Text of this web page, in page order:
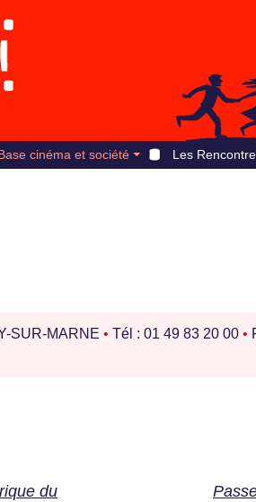
cinéma et société Les
SUR-MARNE • Tél : 01 49 83 20 00 •
du